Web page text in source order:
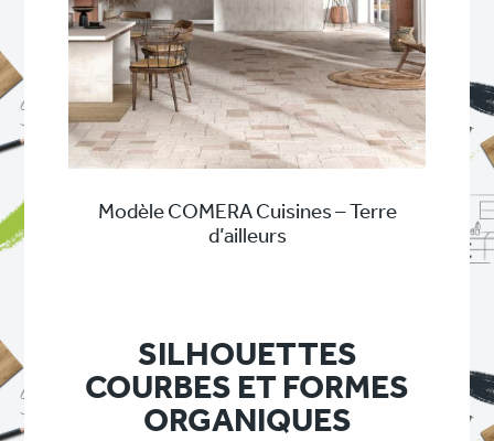
Modèle COMERA Cuisines – Terre
d’ailleurs
SILHOUETTES
COURBES ET FORMES
ORGANIQUES